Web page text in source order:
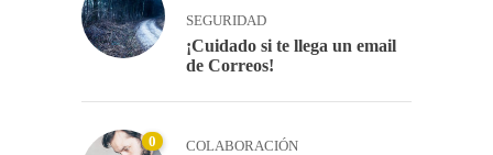
SEGURIDAD
¡Cuidado si te llega un email
de Correos!
0 COLABORACIÓN